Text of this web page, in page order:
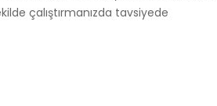
çalıştırmanızda tavsiyede